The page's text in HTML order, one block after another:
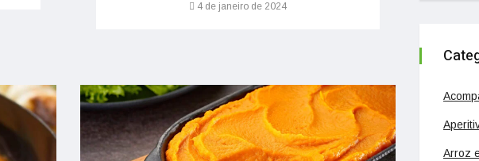
4 de janeiro de 2024
Arroz